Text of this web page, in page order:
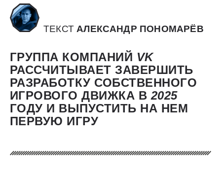
ТЕКСТ АЛЕКСАНДР ПОНОМАРЁВ
ГРУППА КОМПАНИЙ VK
РАССЧИТЫВАЕТ ЗАВЕРШИТЬ
РАЗРАБОТКУ СОБСТВЕННОГО
ИГРОВОГО ДВИЖКА В 2025
ГОДУ И ВЫПУСТИТЬ НА НЕМ
ПЕРВУЮ ИГРУ